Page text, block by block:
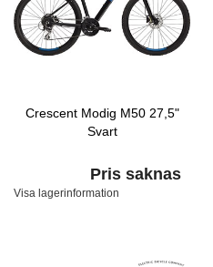
Crescent Modig M50 27,5"
Svart
Pris saknas
Visa lagerinformation